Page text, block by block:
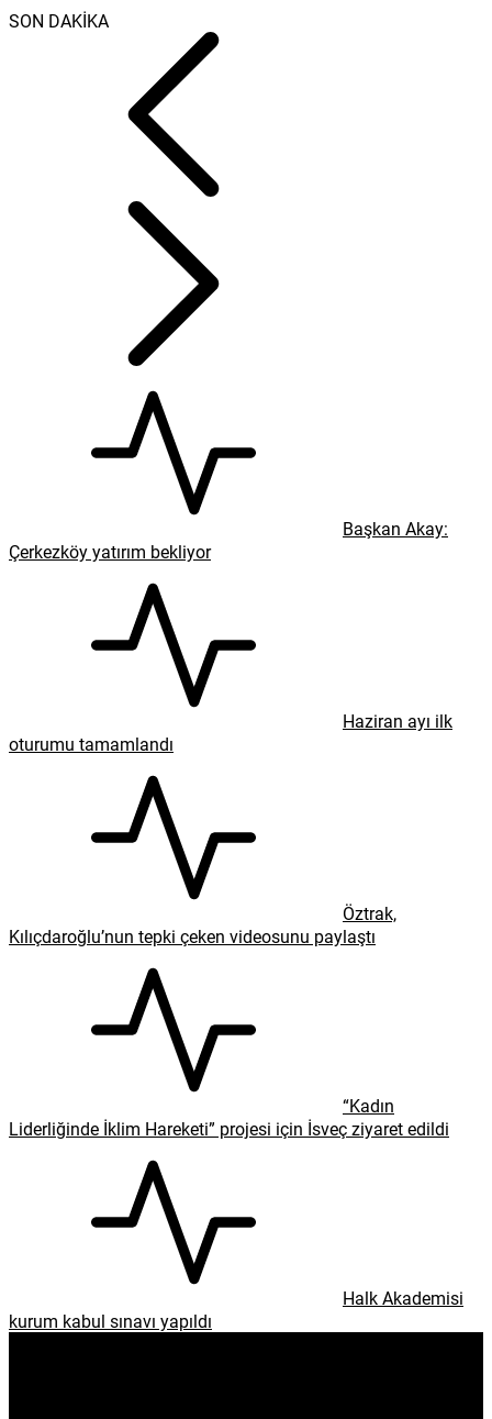
SON DAKİKA
Başkan Akay:
Çerkezköy yatırım bekliyor
Haziran ayı ilk
oturumu tamamlandı
Öztrak,
Kılıçdaroğlu’nun tepki çeken videosunu paylaştı
“Kadın
Liderliğinde İklim Hareketi” projesi için İsveç ziyaret edildi
Halk Akademisi
kurum kabul sınavı yapıldı